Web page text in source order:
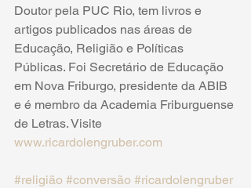
Doutor pela PUC Rio, tem livros e
artigos publicados nas áreas de
Educação, Religião e Políticas
Públicas. Foi Secretário de Educação
em Nova Friburgo, presidente da ABIB
e é membro da Academia Friburguense
de Letras. Visite
www.ricardolengruber.com
#religião #conversão #ricardolengruber